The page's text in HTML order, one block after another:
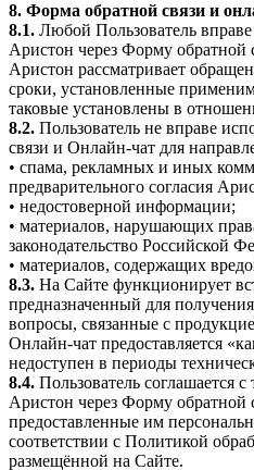
8. Форма обратной связи и
8.1. Любой Пользователь
Аристон через Форму обратной
Аристон рассматривает
сроки, установленные
таковые установлены в
8.2. Пользователь не вправе
связи и Онлайн-чат для
• спама, рекламных и иных
предварительного согласия
• недостоверной информации;
• материалов, нарушающих
законодательство Российской
• материалов, содержащих
8.3. На Сайте функционирует
предназначенный для
вопросы, связанные с
Онлайн-чат предоставляется
недоступен в периоды
8.4. Пользователь соглашается
Аристон через Форму обратной
предоставленные им
соответствии с Политикой
размещённой на Сайте.